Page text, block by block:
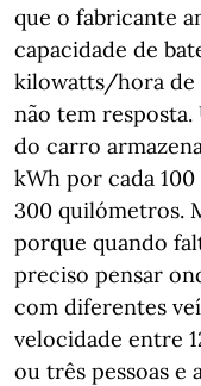
que o fabricante
capacidade de
kilowatts/hora de
não tem resposta.
do carro
kWh por cada
300 quilómetros.
porque quando
preciso pensar
com diferentes
velocidade entre
ou três pessoas e